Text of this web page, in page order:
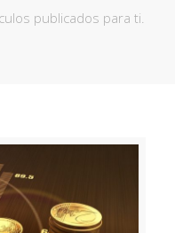
publicados para ti.